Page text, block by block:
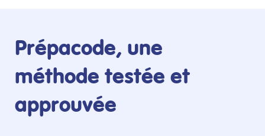
Prépacode, une
méthode testée et
approuvée